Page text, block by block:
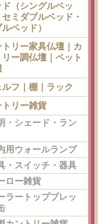
（シングルベッ
セミダブルベッド・
ベッド）
トリー家具仏壇｜カ
リー調仏壇｜ペット
ルフ｜棚｜ラック
トリー雑貨
・シェード・ラン
用ウォールランプ
・スイッチ・器具
ロー雑貨
ラートップブレッ